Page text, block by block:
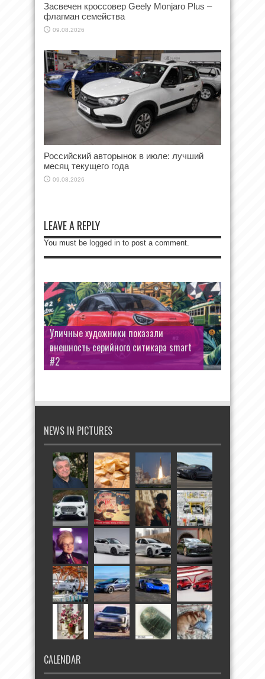
Засвечен кроссовер Geely Monjaro Plus –
флагман семейства
09.08.2026
Российский авторынок в июле: лучший
месяц текущего года
09.08.2026
LEAVE A REPLY
You must be logged in to post a comment.
Уличные художники показали
внешность серийного ситикара smart
#2
NEWS IN PICTURES
CALENDAR